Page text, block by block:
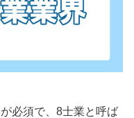
必須で、8士業と呼ば